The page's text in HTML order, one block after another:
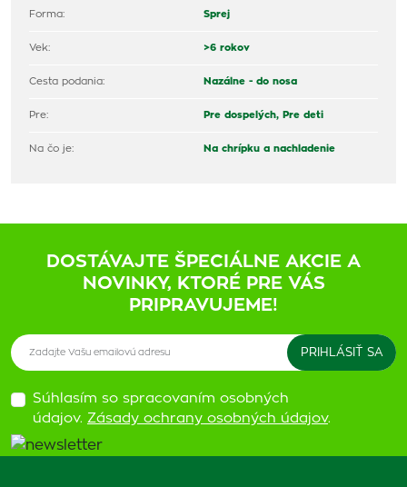
Forma: Sprej
Vek: >6 rokov
Cesta podania: Nazálne - do nosa
Pre: Pre dospelých, Pre deti
Na čo je: Na chrípku a nachladenie
DOSTÁVAJTE ŠPECIÁLNE AKCIE A
NOVINKY, KTORÉ PRE VÁS
PRIPRAVUJEME!
Súhlasím so spracovaním osobných
údajov. Zásady ochrany osobných údajov.